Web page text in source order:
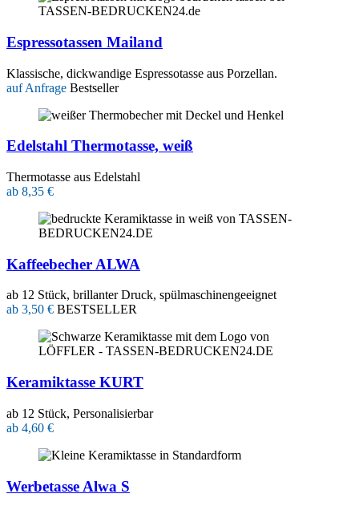
Espressotassen Mailand
Klassische, dickwandige Espressotasse aus Porzellan.
auf Anfrage Bestseller
Edelstahl Thermotasse, weiß
Thermotasse aus Edelstahl
ab 8,35 €
Kaffeebecher ALWA
ab 12 Stück, brillanter Druck, spülmaschinengeeignet
ab 3,50 € BESTSELLER
Keramiktasse KURT
ab 12 Stück, Personalisierbar
ab 4,60 €
Werbetasse Alwa S